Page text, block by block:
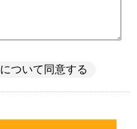
について同意する